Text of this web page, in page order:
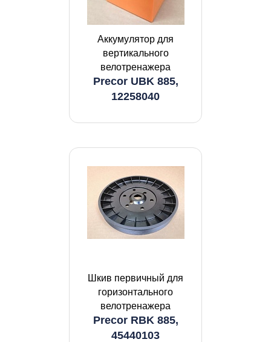
Аккумулятор для
вертикального
велотренажера
Precor UBK 885,
12258040
Шкив первичный для
горизонтального
велотренажера
Precor RBK 885,
45440103